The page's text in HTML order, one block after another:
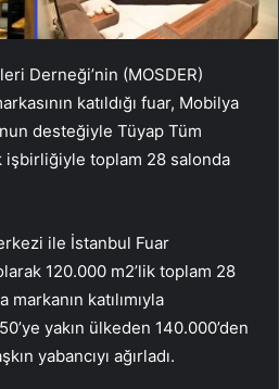
Derneği’nin (MOSDER)
katıldığı fuar, Mobilya
desteğiyle Tüyap Tüm
işbirliğiyle toplam 28 salonda
ile İstanbul Fuar
120.000 m2’lik toplam 28
katılımıyla
yakın ülkeden 140.000’den
yabancıyı ağırladı.